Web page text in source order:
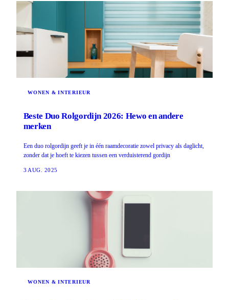
WONEN & INTERIEUR
Beste Duo Rolgordijn 2026: Hewo en andere
merken
Een duo rolgordijn geeft je in één raamdecoratie zowel privacy als daglicht,
zonder dat je hoeft te kiezen tussen een verduisterend gordijn
3 AUG. 2025
WONEN & INTERIEUR